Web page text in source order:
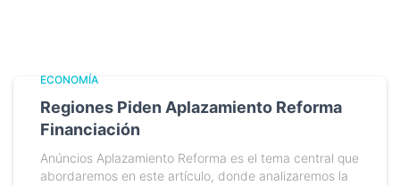
ECONOMÍA
Regiones Piden Aplazamiento Reforma
Financiación
Anúncios Aplazamiento Reforma es el tema central que
abordaremos en este artículo, donde analizaremos la